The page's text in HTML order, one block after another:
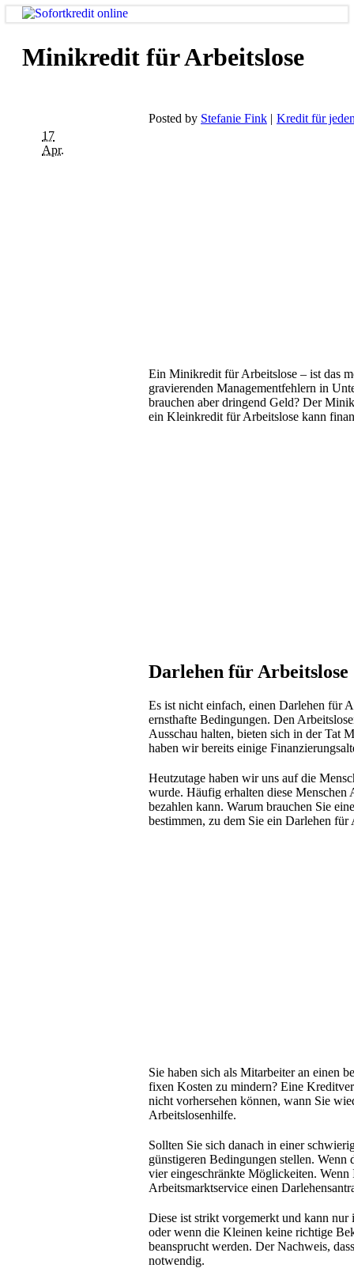
Minikredit für Arbeitslose
17
Apr.
Posted by Stefanie Fink Kredit für
Ein Minikredit für Arbeitslose – ist das
gravierenden Managementfehlern in
brauchen aber dringend Geld? Der
ein Kleinkredit für Arbeitslose kann
Darlehen für Arbeitslose
Es ist nicht einfach, einen Darlehen für
ernsthafte Bedingungen. Den
Ausschau halten, bieten sich in der Tat
haben wir bereits einige
Heutzutage haben wir uns auf die
wurde. Häufig erhalten diese Menschen
bezahlen kann. Warum brauchen Sie
bestimmen, zu dem Sie ein Darlehen
Sie haben sich als Mitarbeiter an einen
fixen Kosten zu mindern? Eine
nicht vorhersehen können, wann Sie
Arbeitslosenhilfe.
Sollten Sie sich danach in einer
günstigeren Bedingungen stellen.
vier eingeschränkte Möglickeiten.
Arbeitsmarktservice einen
Diese ist strikt vorgemerkt und kann
oder wenn die Kleinen keine richtige
beansprucht werden. Der Nachweis,
notwendig.